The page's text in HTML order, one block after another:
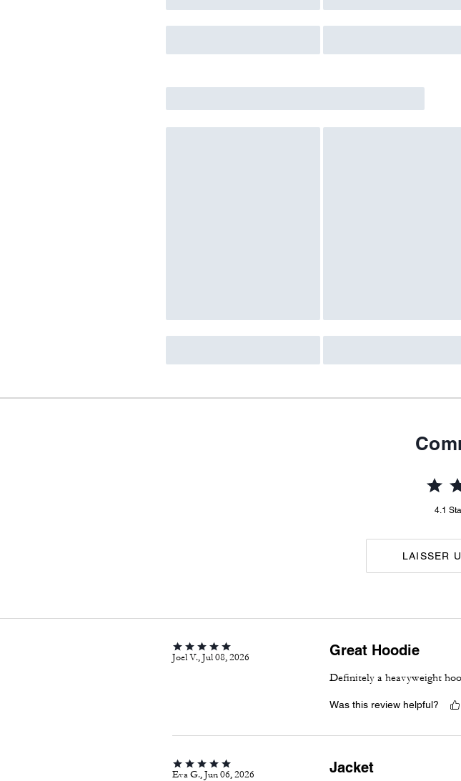
4.1
LAISSER
Joel V., Jul 08, 2026 Great Hoodie
Definitely a heavyweight
Was this review helpful?
Eva G., Jun 06, 2026 Jacket